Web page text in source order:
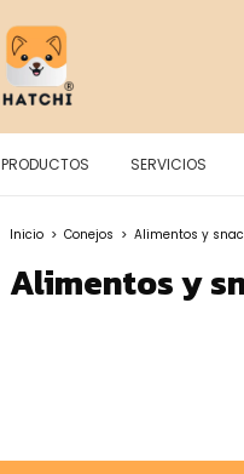
PRODUCTOS SERVICIOS
Inicio > Conejos > Alimentos y
Alimentos y